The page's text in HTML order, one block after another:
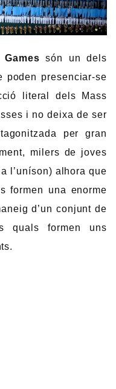
són un dels
poden presenciar-se
literal dels Mass
i no deixa de ser
per gran
milers de joves
l’uníson) alhora que
formen una enorme
d’un conjunt de
quals formen uns